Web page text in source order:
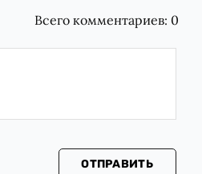
Всего комментариев: 0
ОТПРАВИТЬ